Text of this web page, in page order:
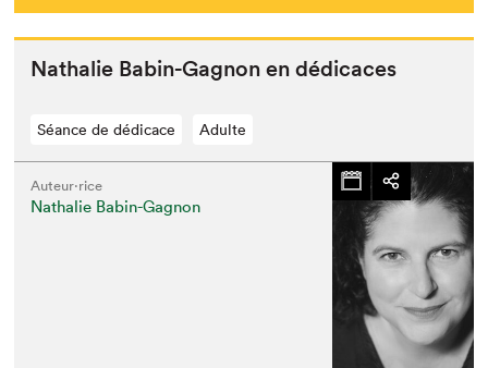
Nathalie Babin-Gagnon en dédicaces
Séance de dédicace Adulte
Auteur·rice
Nathalie Babin-Gagnon